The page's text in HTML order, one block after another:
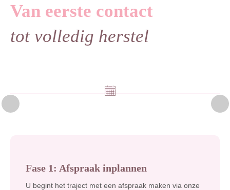
Van eerste contact
tot volledig herstel
Fase 1: Afspraak inplannen
U begint het traject met een afspraak maken via onze